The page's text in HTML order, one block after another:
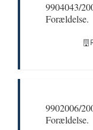
9904043/
Forældelse.
9902006/
Forældelse.